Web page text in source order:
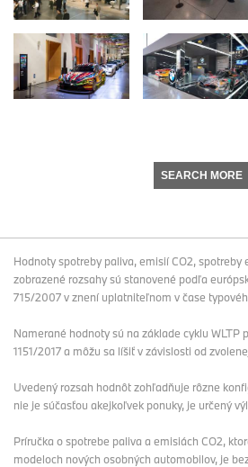
SEARCH MORE
Hodnoty spotreby paliva, emisií CO2, spotreby
zobrazené rozsahy sú stanovené podľa
715/2007 v znení uplatniteľnom v čase
Namerané hodnoty sú na základe cyklu WLTP
1151/2017 a môžu sa líšiť v závislosti od
Uvedený rozsah hodnôt zohľadňuje rôzne
nie je súčasťou akejkoľvek ponuky, je určený
Príručka o spotrebe paliva a emisiách CO2,
modeloch nových osobných automobilov, je